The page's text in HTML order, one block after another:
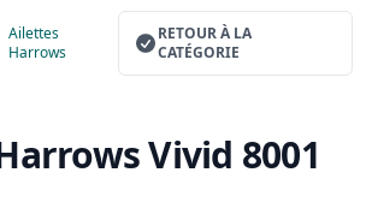
Ailettes
Harrows
RETOUR À LA
CATÉGORIE
Vivid 8001